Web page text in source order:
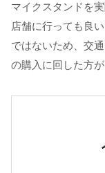
マイクスタンドを
店舗に行っても良
ではないため、交
の購入に回した方